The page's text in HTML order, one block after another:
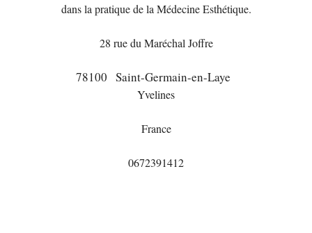
dans la pratique de la Médecine Esthétique.
28 rue du Maréchal Joffre
78100 Saint-Germain-en-Laye
Yvelines
France
0672391412